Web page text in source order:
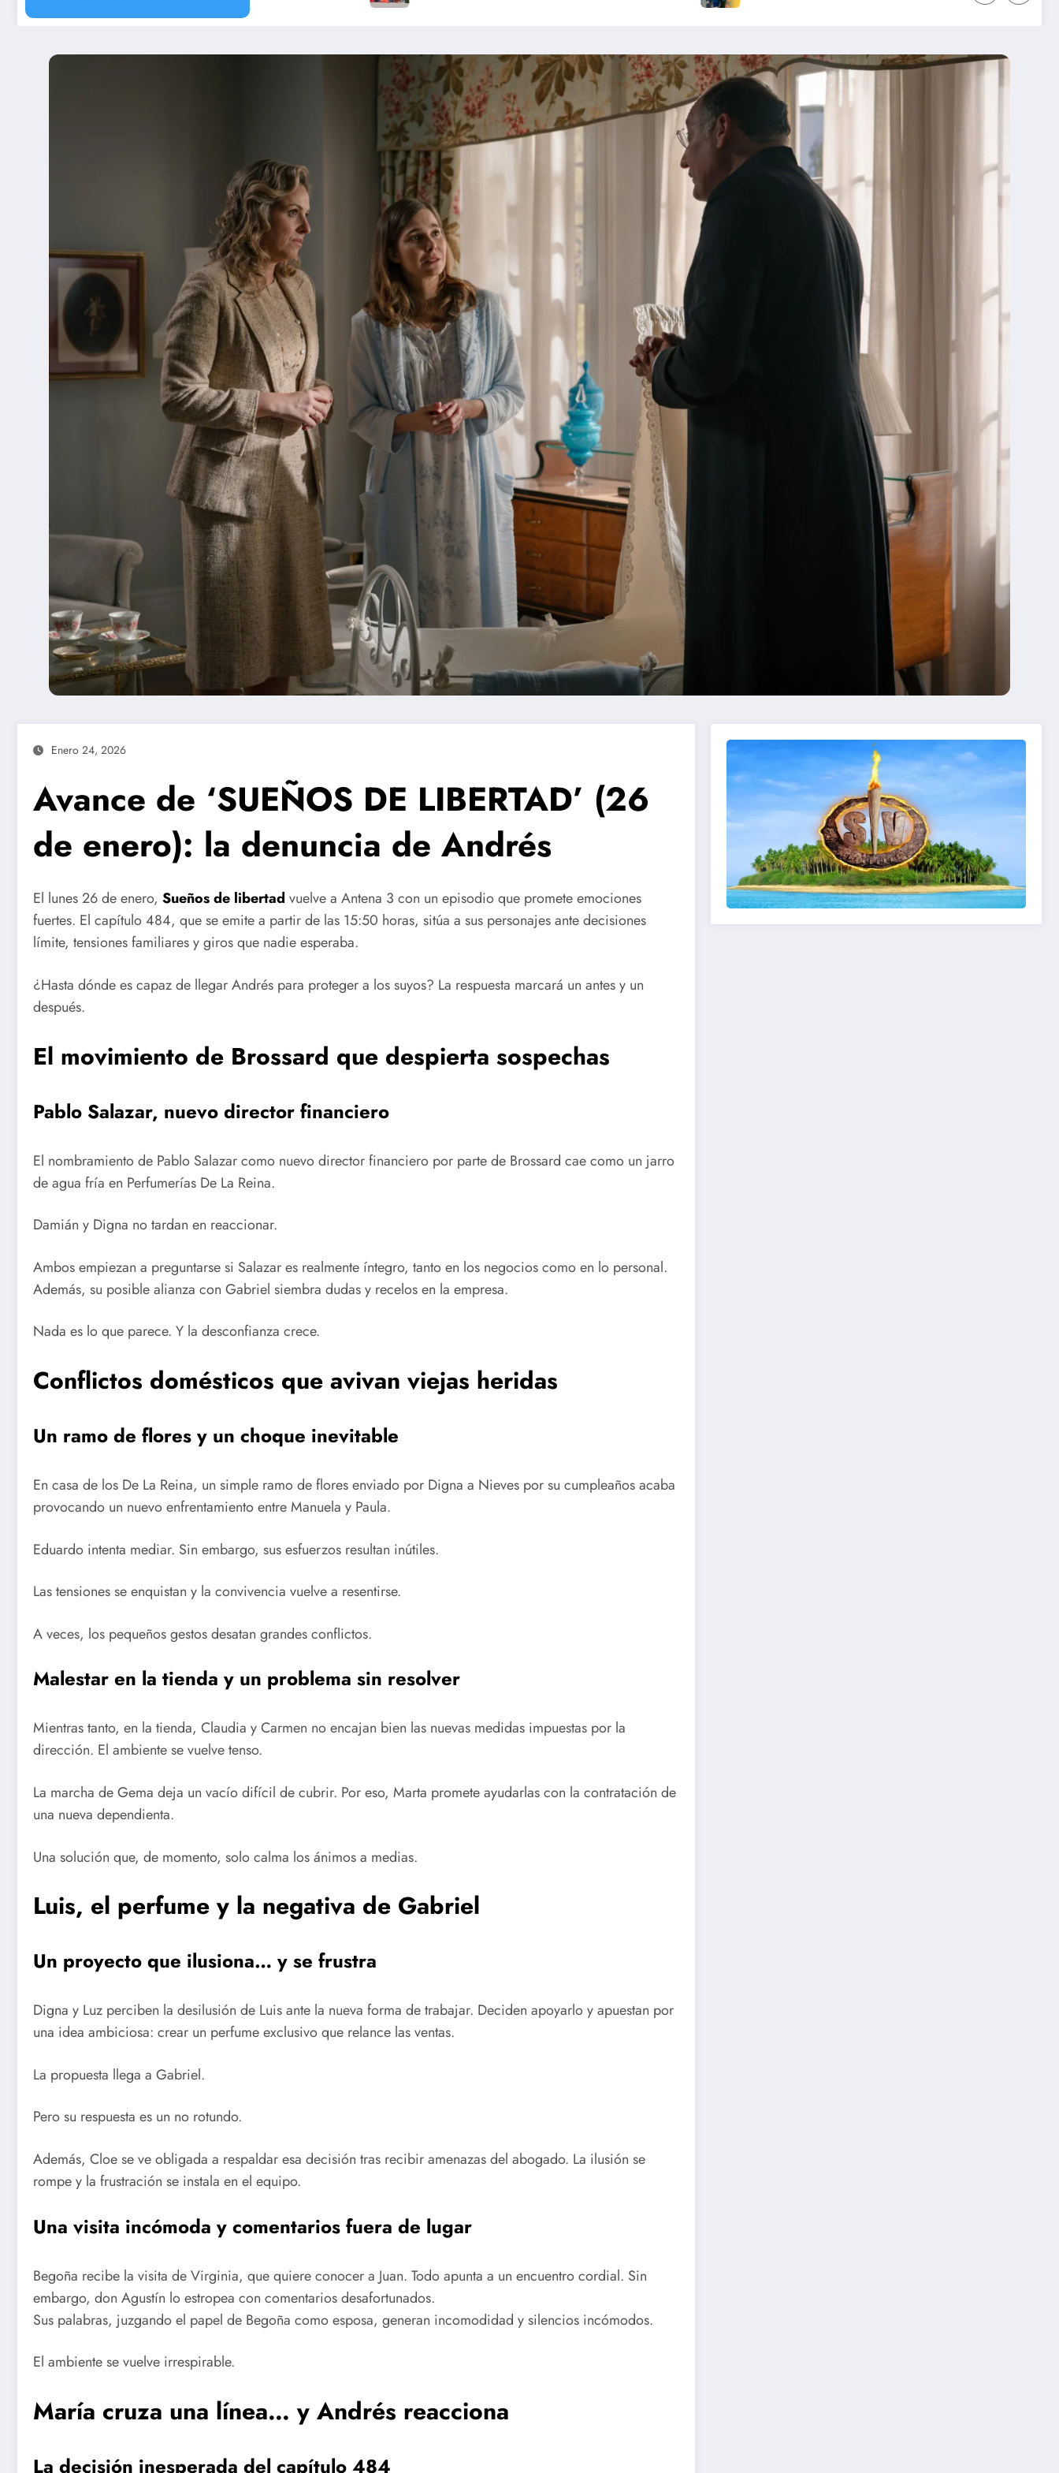
Enero 24, 2026
Avance de ‘SUEÑOS DE LIBERTAD’ (26
de enero): la denuncia de Andrés
El lunes 26 de enero, Sueños de libertad vuelve a Antena 3 con un episodio que promete emociones
fuertes. El capítulo 484, que se emite a partir de las 15:50 horas, sitúa a sus personajes ante decisiones
límite, tensiones familiares y giros que nadie esperaba.
¿Hasta dónde es capaz de llegar Andrés para proteger a los suyos? La respuesta marcará un antes y un
después.
El movimiento de Brossard que despierta sospechas
Pablo Salazar, nuevo director financiero
El nombramiento de Pablo Salazar como nuevo director financiero por parte de Brossard cae como un jarro
de agua fría en Perfumerías De La Reina.
Damián y Digna no tardan en reaccionar.
Ambos empiezan a preguntarse si Salazar es realmente íntegro, tanto en los negocios como en lo personal.
Además, su posible alianza con Gabriel siembra dudas y recelos en la empresa.
Nada es lo que parece. Y la desconfianza crece.
Conflictos domésticos que avivan viejas heridas
Un ramo de flores y un choque inevitable
En casa de los De La Reina, un simple ramo de flores enviado por Digna a Nieves por su cumpleaños acaba
provocando un nuevo enfrentamiento entre Manuela y Paula.
Eduardo intenta mediar. Sin embargo, sus esfuerzos resultan inútiles.
Las tensiones se enquistan y la convivencia vuelve a resentirse.
A veces, los pequeños gestos desatan grandes conflictos.
Malestar en la tienda y un problema sin resolver
Mientras tanto, en la tienda, Claudia y Carmen no encajan bien las nuevas medidas impuestas por la
dirección. El ambiente se vuelve tenso.
La marcha de Gema deja un vacío difícil de cubrir. Por eso, Marta promete ayudarlas con la contratación de
una nueva dependienta.
Una solución que, de momento, solo calma los ánimos a medias.
Luis, el perfume y la negativa de Gabriel
Un proyecto que ilusiona… y se frustra
Digna y Luz perciben la desilusión de Luis ante la nueva forma de trabajar. Deciden apoyarlo y apuestan por
una idea ambiciosa: crear un perfume exclusivo que relance las ventas.
La propuesta llega a Gabriel.
Pero su respuesta es un no rotundo.
Además, Cloe se ve obligada a respaldar esa decisión tras recibir amenazas del abogado. La ilusión se
rompe y la frustración se instala en el equipo.
Una visita incómoda y comentarios fuera de lugar
Begoña recibe la visita de Virginia, que quiere conocer a Juan. Todo apunta a un encuentro cordial. Sin
embargo, don Agustín lo estropea con comentarios desafortunados.
Sus palabras, juzgando el papel de Begoña como esposa, generan incomodidad y silencios incómodos.
El ambiente se vuelve irrespirable.
María cruza una línea… y Andrés reacciona
La decisión inesperada del capítulo 484